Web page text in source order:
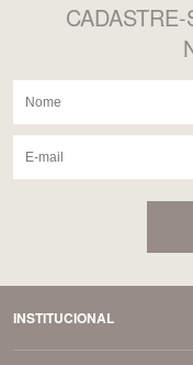
CADASTRE-
INSTITUCIONAL